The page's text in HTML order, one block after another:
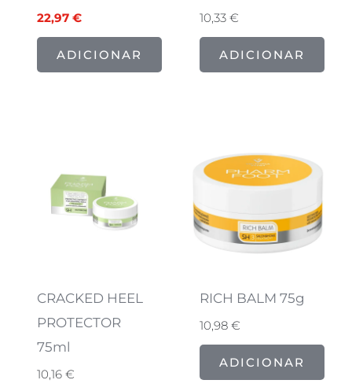
22,97 €
ADICIONAR
10,33€
ADICIONAR
CRACKED HEEL
PROTECTOR
75ml
10,16 €
RICH BALM 75g
10,98€
ADICIONAR